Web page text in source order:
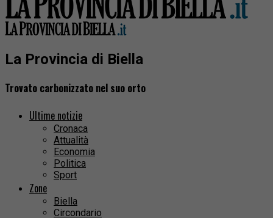
La Provincia di Biella
Trovato carbonizzato nel suo orto
Ultime notizie
Cronaca
Attualità
Economia
Politica
Sport
Zone
Biella
Circondario